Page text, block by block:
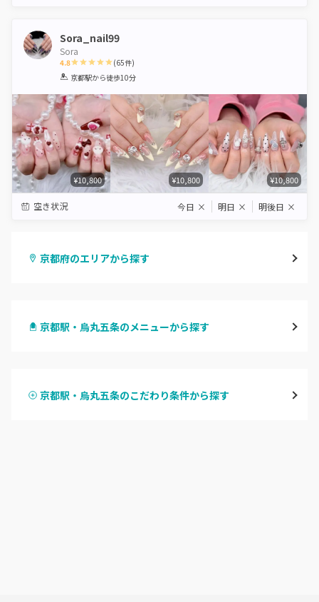
Sora_nail99
Sora
4.8
1 2 3 4 5
(65件)
京都駅から徒歩10分
¥10,800 ¥10,800 ¥10,800
空き状況 今日 × 明日 × 明後日 ×
京都府のエリアから探す
四条河原町・河原町三条
京都駅・烏丸五条のメニューから探す
ハンドスカルプ
京都駅・烏丸五条のこだわり条件から探す